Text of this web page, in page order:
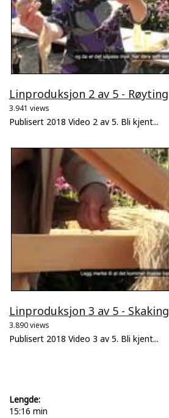
Linproduksjon 2 av 5 - Røyting
3.941 views
Publisert 2018 Video 2 av 5. Bli kjent...
Linproduksjon 3 av 5 - Skaking
3.890 views
Publisert 2018 Video 3 av 5. Bli kjent...
Lengde:
15:16 min